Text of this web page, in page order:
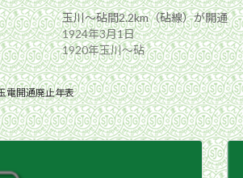
玉川〜砧間2.2km（砧線）が開通
1924年3月1日
1920年玉川〜砧
電開通廃止年表